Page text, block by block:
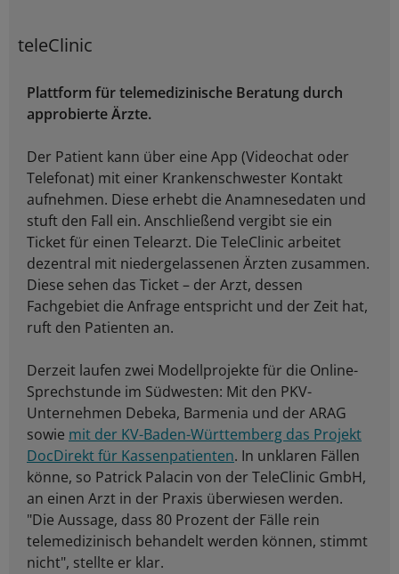
teleClinic
Plattform für telemedizinische Beratung durch
approbierte Ärzte.
Der Patient kann über eine App (Videochat oder
Telefonat) mit einer Krankenschwester Kontakt
aufnehmen. Diese erhebt die Anamnesedaten und
stuft den Fall ein. Anschließend vergibt sie ein
Ticket für einen Telearzt. Die TeleClinic arbeitet
dezentral mit niedergelassenen Ärzten zusammen.
Diese sehen das Ticket – der Arzt, dessen
Fachgebiet die Anfrage entspricht und der Zeit hat,
ruft den Patienten an.
Derzeit laufen zwei Modellprojekte für die Online-
Sprechstunde im Südwesten: Mit den PKV-
Unternehmen Debeka, Barmenia und der ARAG
sowie mit der KV-Baden-Württemberg das Projekt
DocDirekt für Kassenpatienten. In unklaren Fällen
könne, so Patrick Palacin von der TeleClinic GmbH,
an einen Arzt in der Praxis überwiesen werden.
"Die Aussage, dass 80 Prozent der Fälle rein
telemedizinisch behandelt werden können, stimmt
nicht", stellte er klar.